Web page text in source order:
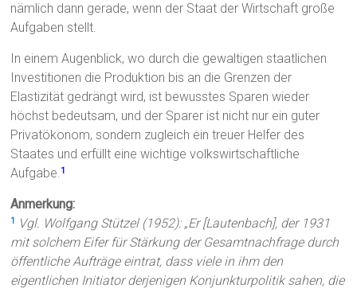
nämlich dann gerade, wenn der Staat der Wirtschaft große
Aufgaben stellt.
In einem Augenblick, wo durch die gewaltigen staatlichen
Investitionen die Produktion bis an die Grenzen der
Elastizität gedrängt wird, ist bewusstes Sparen wieder
höchst bedeutsam, und der Sparer ist nicht nur ein guter
Privatökonom, sondern zugleich ein treuer Helfer des
Staates und erfüllt eine wichtige volkswirtschaftliche
Aufgabe.1
Anmerkung:
1
Vgl. Wolfgang Stützel (1952): „Er [Lautenbach], der 1931
mit solchem Eifer für Stärkung der Gesamtnachfrage durch
öffentliche Aufträge eintrat, dass viele in ihm den
eigentlichen Initiator derjenigen Konjunkturpolitik sahen, die